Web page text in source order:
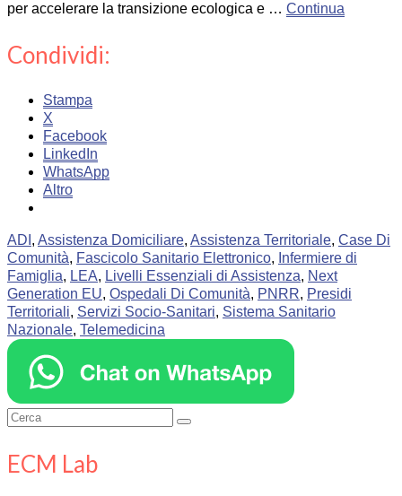
per accelerare la transizione ecologica e … Continua
Condividi:
Stampa
X
Facebook
LinkedIn
WhatsApp
Altro
ADI , Assistenza Domiciliare, Assistenza Territoriale, Case Di
Comunità, Fascicolo Sanitario Elettronico, Infermiere di
Famiglia, LEA, Livelli Essenziali di Assistenza, Next
Generation EU, Ospedali Di Comunità, PNRR, Presidi
Territoriali, Servizi Socio-Sanitari, Sistema Sanitario
Nazionale, Telemedicina
Cerca:
ECM Lab